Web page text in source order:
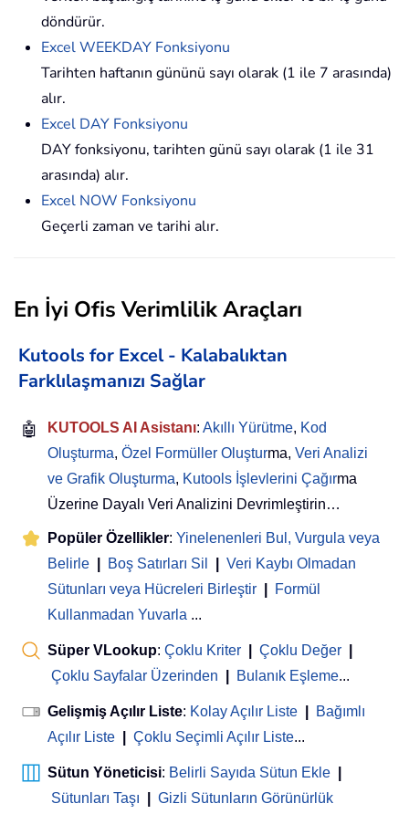
döndürür.
Excel WEEKDAY Fonksiyonu
Tarihten haftanın gününü sayı olarak (1 ile 7 arasında)
alır.
Excel DAY Fonksiyonu
DAY fonksiyonu, tarihten günü sayı olarak (1 ile 31
arasında) alır.
Excel NOW Fonksiyonu
Geçerli zaman ve tarihi alır.
En İyi Ofis Verimlilik Araçları
Kutools for Excel - Kalabalıktan
Farklılaşmanızı Sağlar
🤖 KUTOOLS AI Asistanı: Akıllı Yürütme, Kod
Oluşturma, Özel Formüller Oluşturma, Veri Analizi
ve Grafik Oluşturma, Kutools İşlevlerini Çağırma
Üzerine Dayalı Veri Analizini Devrimleştirin…
Popüler Özellikler: Yinelenenleri Bul, Vurgula veya
Belirle
Boş Satırları Sil
Veri Kaybı Olmadan
Sütunları veya Hücreleri Birleştir
Formül
Kullanmadan Yuvarla ...
Süper VLookup: Çoklu Kriter Çoklu Değer
Çoklu Sayfalar Üzerinden
Bulanık Eşleme...
Gelişmiş Açılır Liste: Kolay Açılır Liste
Bağımlı
Açılır Liste
Çoklu Seçimli Açılır Liste...
Sütun Yöneticisi: Belirli Sayıda Sütun Ekle
Sütunları Taşı
Gizli Sütunların Görünürlük